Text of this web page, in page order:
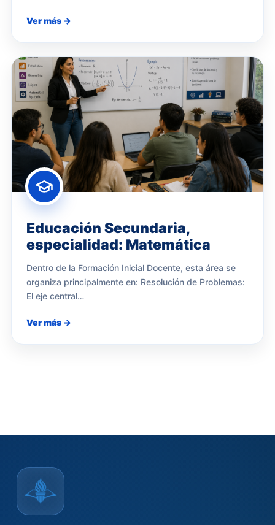
Ver más →
Educación Secundaria,
especialidad: Matemática
Dentro de la Formación Inicial Docente, esta área se
organiza principalmente en: Resolución de Problemas:
El eje central…
Ver más →